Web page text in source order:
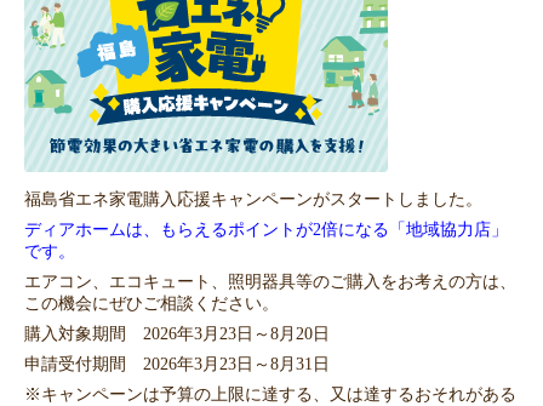
福島省エネ家電購入応援キャンペーンがスタートしました。
ディアホームは、もらえるポイントが2倍になる「地域協力店」
です。
エアコン、エコキュート、照明器具等のご購入をお考えの方は、
この機会にぜひご相談ください。
購入対象期間 2026年3月23日～8月20日
申請受付期間 2026年3月23日～8月31日
※キャンペーンは予算の上限に達する、又は達するおそれがある